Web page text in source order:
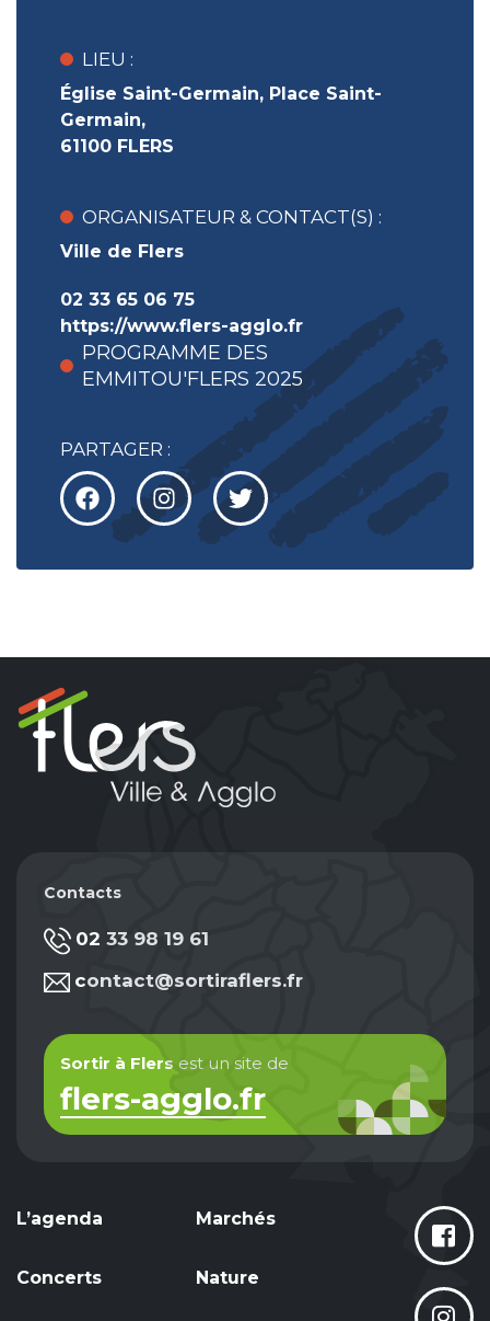
LIEU :
Église Saint-Germain, Place Saint-
Germain,
61100 FLERS
ORGANISATEUR & CONTACT(S) :
Ville de Flers
02 33 65 06 75
https://www.flers-agglo.fr
PROGRAMME DES
EMMITOU'FLERS 2025
PARTAGER :
Contacts
02 33 98 19 61
contact@sortiraflers.fr
Sortir à Flers est un site de
flers-agglo.fr
L’agenda
Concerts
Marchés
Nature